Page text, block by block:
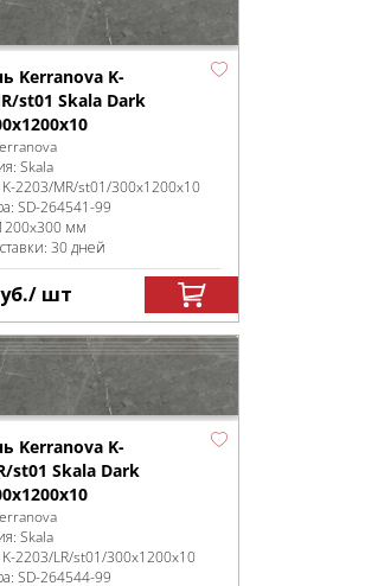
Kerranova K-
st01 Skala Dark
Skala
K-2203/MR/st01/300x1200x10
SD-264541-99
мм
30 дней
/ шт
Kerranova K-
st01 Skala Dark
Skala
K-2203/LR/st01/300x1200x10
SD-264544-99